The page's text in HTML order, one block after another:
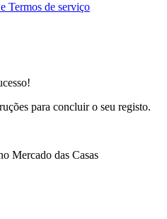
Termos de serviço
para concluir o seu registo.
Mercado das Casas